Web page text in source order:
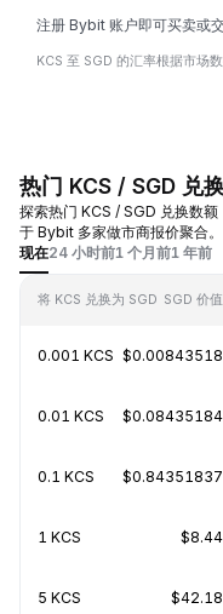
注册 Bybit 账户即可买卖或
KCS 至 SGD 的汇率根据市场数
热门 KCS / SGD 兑
探索热门 KCS / SGD 兑换数
于 Bybit 多家做市商报价聚合。
现在24 小时前1 个月前1 年前
将 KCS 兑换为 SGD SGD 价值
0.001 KCS $0.00843518
0.01 KCS $0.08435184
0.1 KCS $0.84351837
1 KCS $8.44
5 KCS $42.18